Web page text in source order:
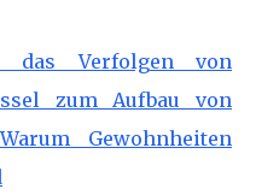
das Verfolgen von
zum Aufbau von
Gewohnheiten